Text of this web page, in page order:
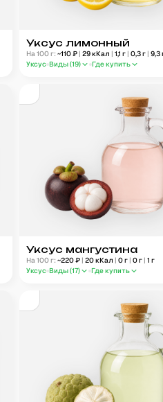
Уксус лимонный
На 100 г: ~110₽ | 29кКал | 1,1 г | 0,3г | 9,3
Уксус Виды (19) Где купить
Уксус мангустина
На 100 г: ~220₽ | 20кКал | 0г | 0г | 1 г
Уксус Виды (17) Где купить